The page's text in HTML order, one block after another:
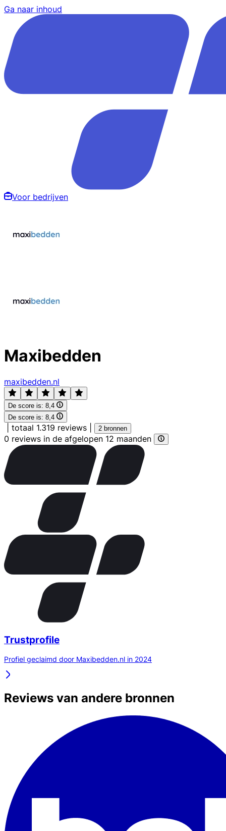
Ga naar inhoud
Voor bedrijven
Maxibedden
maxibedden.nl
De score is: 8,4
De score is: 8,4
totaal 1.319 reviews 2 bronnen
0 reviews in de afgelopen 12 maanden
Trustprofile
Profiel geclaimd door Maxibedden.nl in 2024
Reviews van andere bronnen